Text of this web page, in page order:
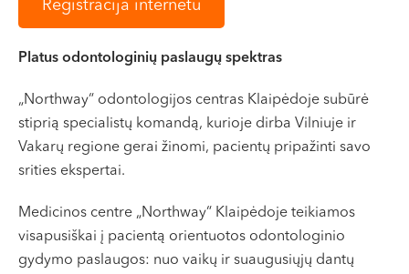
Registracija internetu
Platus odontologinių paslaugų spektras
„Northway“ odontologijos centras Klaipėdoje subūrė
stiprią specialistų komandą, kurioje dirba Vilniuje ir
Vakarų regione gerai žinomi, pacientų pripažinti savo
srities ekspertai.
Medicinos centre „Northway“ Klaipėdoje teikiamos
visapusiškai į pacientą orientuotos odontologinio
gydymo paslaugos: nuo vaikų ir suaugusiųjų dantų